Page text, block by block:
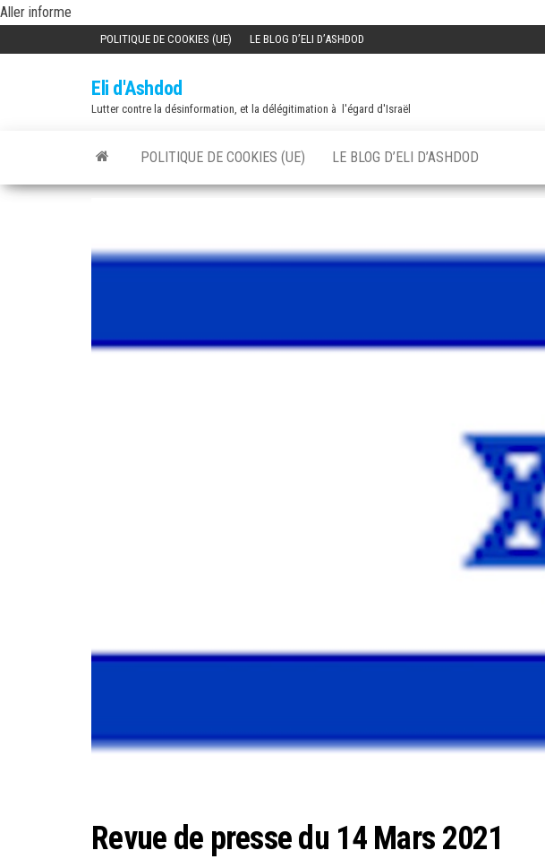
Aller informe
content
POLITIQUE DE COOKIES (UE) LE BLOG D’ELI D’ASHDOD
Eli d'Ashdod
Lutter contre la désinformation, et la délégitimation à l'égard d'Israël
POLITIQUE DE COOKIES (UE) LE BLOG D’ELI D’ASHDOD
Revue de presse du 14 Mars 2021